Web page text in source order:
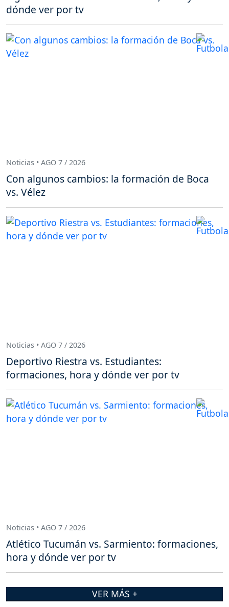
dónde ver por tv
Noticias • AGO 7 / 2026
Con algunos cambios: la formación de Boca
vs. Vélez
Noticias • AGO 7 / 2026
Deportivo Riestra vs. Estudiantes:
formaciones, hora y dónde ver por tv
Noticias • AGO 7 / 2026
Atlético Tucumán vs. Sarmiento: formaciones,
hora y dónde ver por tv
VER MÁS +